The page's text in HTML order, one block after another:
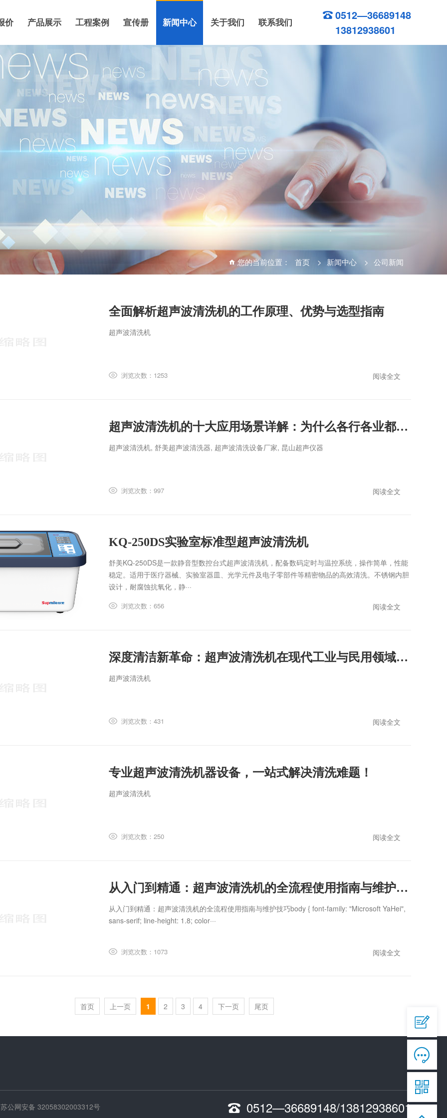
价 产品展示 工程案例 宣传册 新闻中心 关于我们 联系我们
0512—36689148
13812938601
您的当前位置： 首页 > 新闻中心 > 公司新闻
全面解析超声波清洗机的工作原理、优势与选型指南
超声波清洗机​
浏览次数：1253 阅读全文
超声波清洗机的十大应用场景详解：为什么各行各业都离不开它？
超声波清洗机, 舒美超声波清洗器, 超声波清洗设备厂家, 昆山超声仪器
浏览次数：997 阅读全文
KQ-250DS实验室标准型超声波清洗机
舒美KQ-250DS是一款静音型数控台式超声波清洗机，配备数码定时与温控系统，操作简单，性能
稳定。适用于医疗器械、实验室器皿、光学元件及电子零部件等精密物品的高效清洗。不锈钢内胆
设计，耐腐蚀抗氧化，静···
浏览次数：656 阅读全文
深度清洁新革命：超声波清洗机在现代工业与民用领域的应用全解析
超声波清洗机
浏览次数：431 阅读全文
专业超声波清洗机器设备，一站式解决清洗难题！
超声波清洗机
浏览次数：250 阅读全文
从入门到精通：超声波清洗机的全流程使用指南与维护技巧
从入门到精通：超声波清洗机的全流程使用指南与维护技巧body { font-family: "Microsoft YaHei",
sans-serif; line-height: 1.8; color···
浏览次数：1073 阅读全文
首页 上一页 1 2 3 4 下一页 尾页
苏公网安备 32058302003312号 0512—36689148/13812938601



